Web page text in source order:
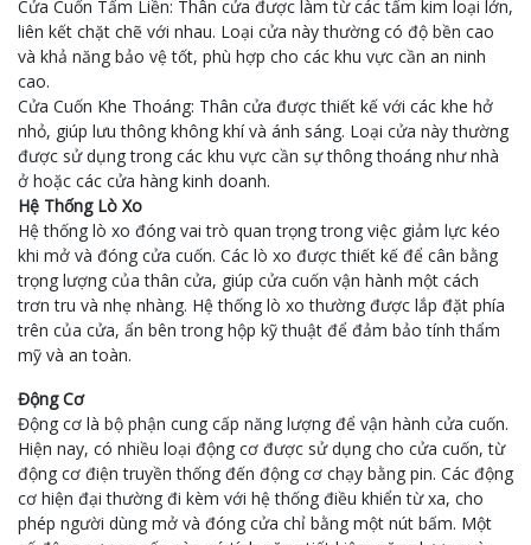
Cửa Cuốn Tấm Liền: Thân cửa được làm từ các tấm kim loại lớn,
liên kết chặt chẽ với nhau. Loại cửa này thường có độ bền cao
và khả năng bảo vệ tốt, phù hợp cho các khu vực cần an ninh
cao.
Cửa Cuốn Khe Thoáng: Thân cửa được thiết kế với các khe hở
nhỏ, giúp lưu thông không khí và ánh sáng. Loại cửa này thường
được sử dụng trong các khu vực cần sự thông thoáng như nhà
ở hoặc các cửa hàng kinh doanh.
Hệ Thống Lò Xo
Hệ thống lò xo đóng vai trò quan trọng trong việc giảm lực kéo
khi mở và đóng cửa cuốn. Các lò xo được thiết kế để cân bằng
trọng lượng của thân cửa, giúp cửa cuốn vận hành một cách
trơn tru và nhẹ nhàng. Hệ thống lò xo thường được lắp đặt phía
trên của cửa, ẩn bên trong hộp kỹ thuật để đảm bảo tính thẩm
mỹ và an toàn.
Động Cơ
Động cơ là bộ phận cung cấp năng lượng để vận hành cửa cuốn.
Hiện nay, có nhiều loại động cơ được sử dụng cho cửa cuốn, từ
động cơ điện truyền thống đến động cơ chạy bằng pin. Các động
cơ hiện đại thường đi kèm với hệ thống điều khiển từ xa, cho
phép người dùng mở và đóng cửa chỉ bằng một nút bấm. Một